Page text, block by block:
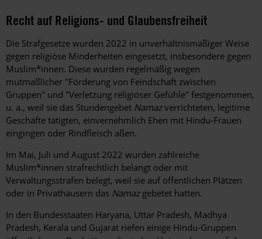
Recht auf Religions- und Glaubensfreiheit
Die Strafgesetze wurden 2022 in unverhältnismäßiger Weise
gegen religiöse Minderheiten eingesetzt, insbesondere gegen
Muslim*innen. Diese wurden regelmäßig wegen
mutmaßlicher "Förderung von Feindschaft zwischen
Gruppen" und "Verletzung religiöser Gefühle" festgenommen,
u. a., weil sie das Stundengebet Namazverrichteten, legitime
Geschäfte tätigten, einvernehmlich Ehen mit Hindu-Frauen
eingingen oder Rindfleisch aßen.
Im Mai, Juli und August 2022 wurden zahlreiche
Muslim*innen strafrechtlich belangt oder mit
Verwaltungsstrafen belegt, weil sie auf öffentlichen Plätzen
oder in Privathäusern das Namaz gebetet hatten.
In den Bundesstaaten Haryana, Uttar Pradesh, Madhya
Pradesh, Kerala und Gujarat riefen einige Hindu-Gruppen